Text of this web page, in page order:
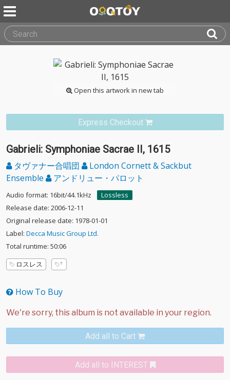
Open this artwork in new tab
Express Checkout
Gabrieli: Symphoniae Sacrae II, 1615
タヴァナー合唱団
London Cornett & Sackbut
Ensemble
アンドリュー・パロット
Audio format: 16bit/44.1kHz
Lossless
Release date: 2006-12-11
Original release date: 1978-01-01
Label: Decca Music Group Ltd.
Total runtime: 50:06
ロスレス
How To Buy
Add all to Cart
Add all to INTEREST